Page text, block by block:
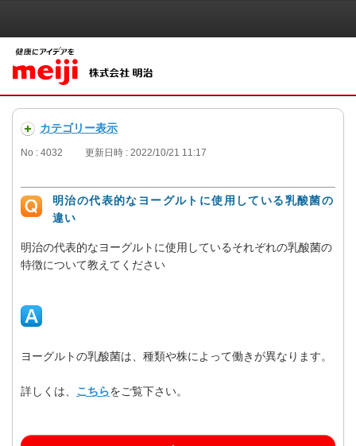
カテゴリー表示
No : 4032 更新日時 : 2022/10/21 11:17
明治の代表的なヨーグルトに使用している乳酸菌の
違い
明治の代表的なヨーグルトに使用しているそれぞれの乳酸菌の
特徴について教えてください
ヨーグルトの乳酸菌は、種類や株によって働きが異なります。
詳しくは、 こちらをご覧下さい。